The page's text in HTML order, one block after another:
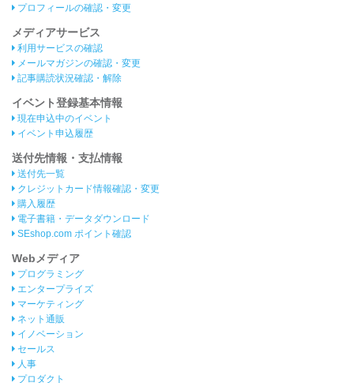
プロフィールの確認・変更
メディアサービス
利用サービスの確認
メールマガジンの確認・変更
記事購読状況確認・解除
イベント登録基本情報
現在申込中のイベント
イベント申込履歴
送付先情報・支払情報
送付先一覧
クレジットカード情報確認・変更
購入履歴
電子書籍・データダウンロード
SEshop.com ポイント確認
Webメディア
プログラミング
エンタープライズ
マーケティング
ネット通販
イノベーション
セールス
人事
プロダクト